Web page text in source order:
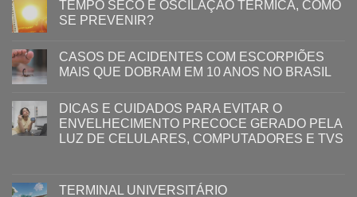
TEMPO SECO E OSCILAÇÃO TÉRMICA, COMO
SE PREVENIR?
CASOS DE ACIDENTES COM ESCORPIÕES
MAIS QUE DOBRAM EM 10 ANOS NO BRASIL
DICAS E CUIDADOS PARA EVITAR O
ENVELHECIMENTO PRECOCE GERADO PELA
LUZ ​DE CELULARES, COMPUTADORES E TVS​​
TERMINAL UNIVERSITÁRIO